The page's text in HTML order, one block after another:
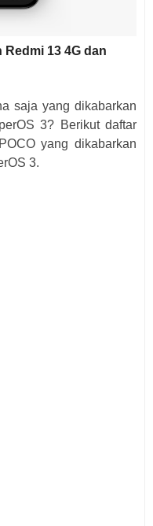
Redmi 13 4G dan
saja yang dikabarkan
3? Berikut daftar
yang dikabarkan
3.